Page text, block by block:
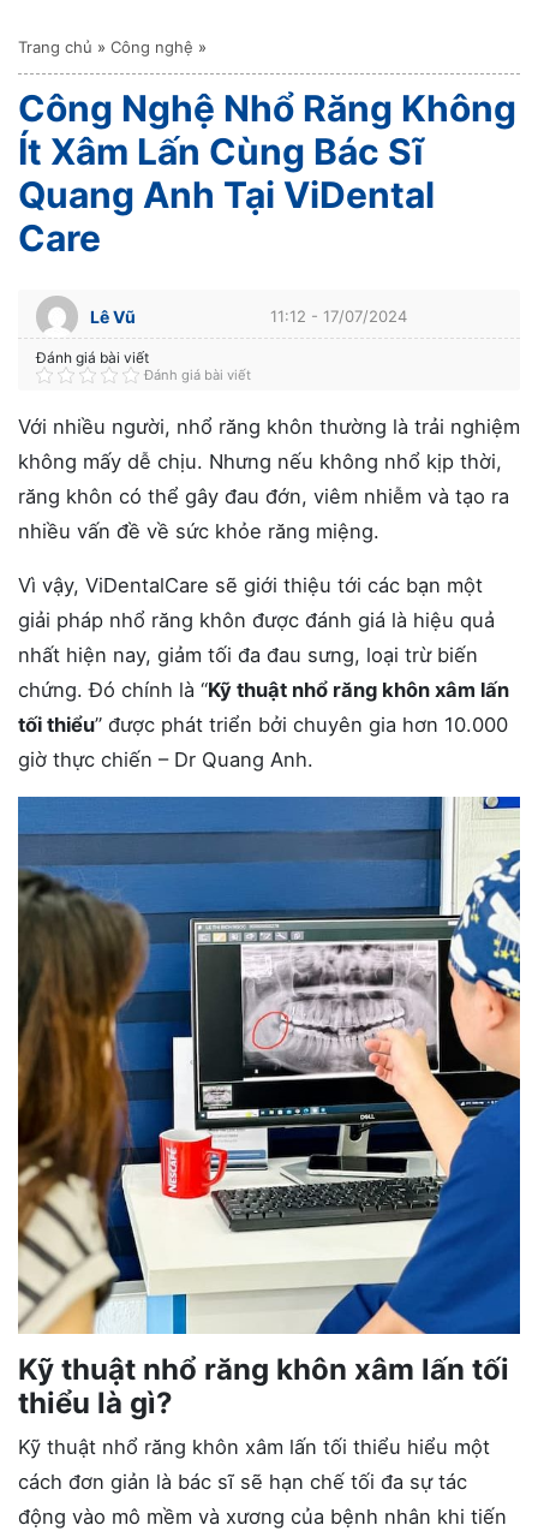
Trang chủ » Công nghệ »
Công Nghệ Nhổ Răng Không
Ít Xâm Lấn Cùng Bác Sĩ
Quang Anh Tại ViDental
Care
Lê Vũ 11:12 - 17/07/2024
Đánh giá bài viết
Đánh giá bài viết
Với nhiều người, nhổ răng khôn thường là trải nghiệm
không mấy dễ chịu. Nhưng nếu không nhổ kịp thời,
răng khôn có thể gây đau đớn, viêm nhiễm và tạo ra
nhiều vấn đề về sức khỏe răng miệng.
Vì vậy, ViDentalCare sẽ giới thiệu tới các bạn một
giải pháp nhổ răng khôn được đánh giá là hiệu quả
nhất hiện nay, giảm tối đa đau sưng, loại trừ biến
chứng. Đó chính là “Kỹ thuật nhổ răng khôn xâm lấn
tối thiểu” được phát triển bởi chuyên gia hơn 10.000
giờ thực chiến – Dr Quang Anh.
Kỹ thuật nhổ răng khôn xâm lấn tối
thiểu là gì?
Kỹ thuật nhổ răng khôn xâm lấn tối thiểu hiểu một
cách đơn giản là bác sĩ sẽ hạn chế tối đa sự tác
động vào mô mềm và xương của bệnh nhân khi tiến